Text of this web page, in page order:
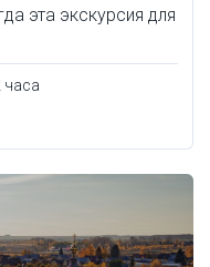
эта экскурсия для
часа